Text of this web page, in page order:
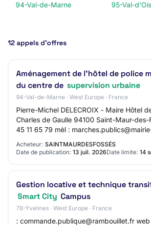
94-Val-de-Marne
95-Val-
12 appels d’offres
Aménagement de l'hôtel de police
du centre de supervision urbaine
94-Val-de-Marne · West Europe · France
Pierre-Michel DELECROIX - Maire Hôtel
Charles de Gaulle 94100 Saint-Maur-des-
45 11 65 79 mèl :
web : https://www.saint-maur.com/ S…
Acheteur: SAINTMAURDESFOSSÉS
Date de publication: 13 juil. 2026Date limite: 14
Gestion locative et technique
Smart City Campus
78-Yvelines · West Europe · France
: commande.publique@rambouillet.fr web